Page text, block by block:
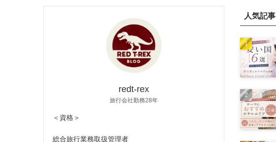
redt-rex
旅行会社勤務28年
＜資格＞
総合旅行業務取扱管理者
人気記事